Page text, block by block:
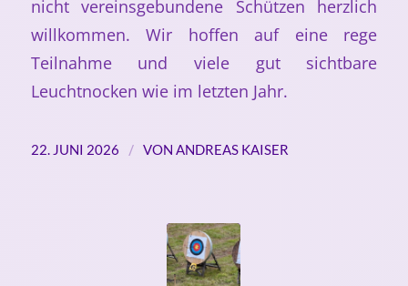
nicht vereinsgebundene Schützen herzlich
willkommen. Wir hoffen auf eine rege
Teilnahme und viele gut sichtbare
Leuchtnocken wie im letzten Jahr.
22. JUNI 2026 / VON ANDREAS KAISER